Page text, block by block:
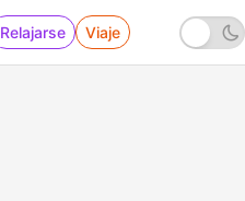
Relajarse Viaje